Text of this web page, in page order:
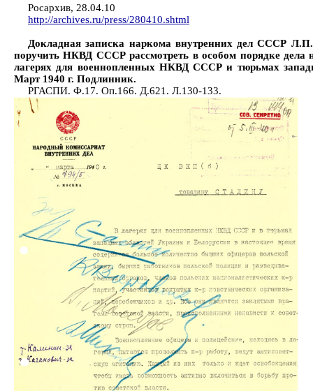
Росархив, 28.04.10
http://archives.ru/press/280410.shtml
Докладная записка наркома внутренних дел СССР
поручить НКВД СССР рассмотреть в особом порядке дела
лагерях для военнопленных НКВД СССР и тюрьмах
Март 1940 г. Подлинник.
РГАСПИ. Ф.17. Оп.166. Д.621. Л.130-133.